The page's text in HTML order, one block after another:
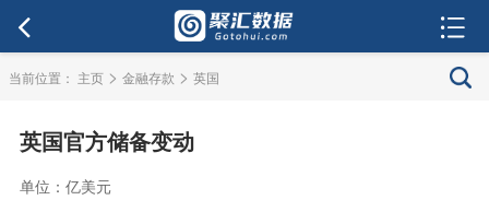
当前位置： 主页 > 金融存款 > 英国
英国官方储备变动
单位：亿美元